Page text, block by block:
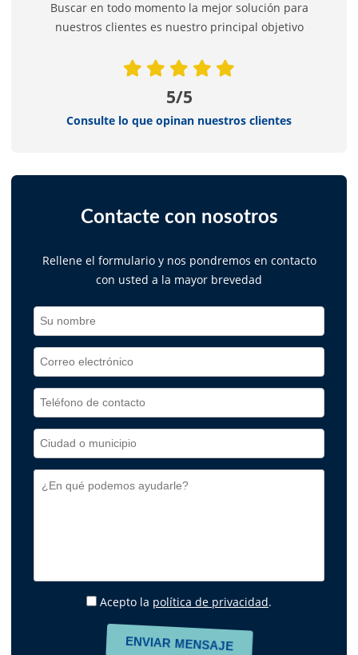
Buscar en todo momento la mejor solución para
nuestros clientes es nuestro principal objetivo
5/5
Consulte lo que opinan nuestros clientes
Contacte con nosotros
Rellene el formulario y nos pondremos en contacto
con usted a la mayor brevedad
Acepto la política de privacidad.